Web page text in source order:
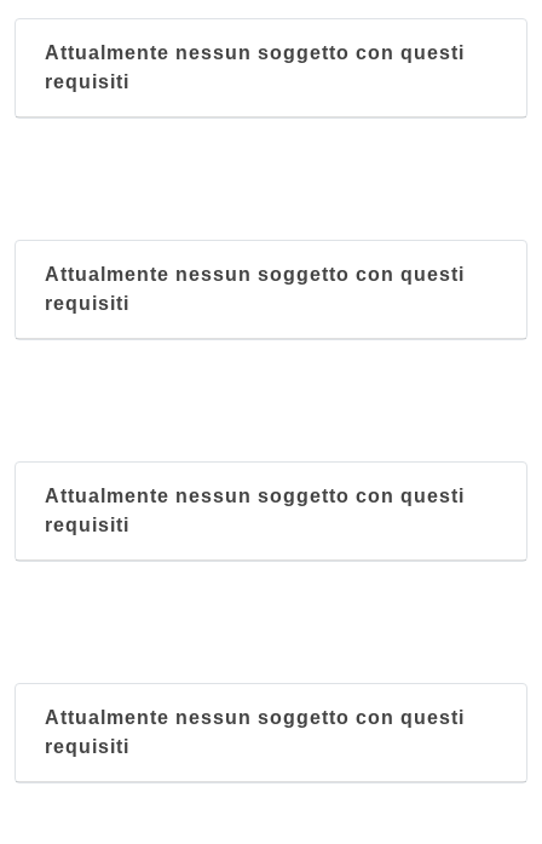
Attualmente nessun soggetto con questi
requisiti
Attualmente nessun soggetto con questi
requisiti
Attualmente nessun soggetto con questi
requisiti
Attualmente nessun soggetto con questi
requisiti